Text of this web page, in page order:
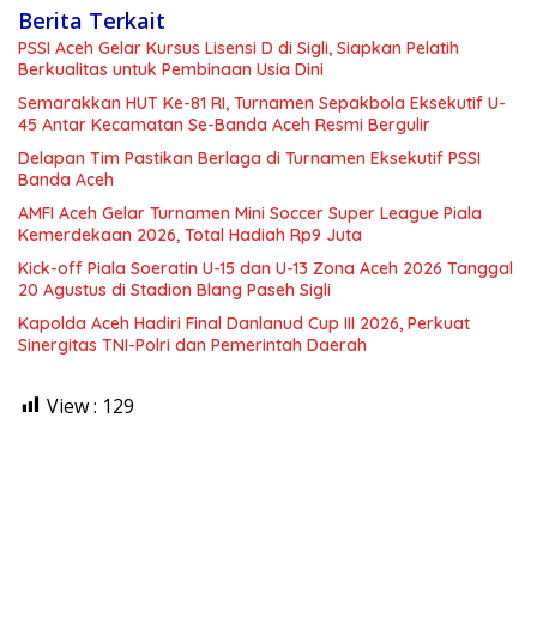
Berita Terkait
PSSI Aceh Gelar Kursus Lisensi D di Sigli, Siapkan Pelatih
Berkualitas untuk Pembinaan Usia Dini
Semarakkan HUT Ke-81 RI, Turnamen Sepakbola Eksekutif U-
45 Antar Kecamatan Se-Banda Aceh Resmi Bergulir
Delapan Tim Pastikan Berlaga di Turnamen Eksekutif PSSI
Banda Aceh
AMFI Aceh Gelar Turnamen Mini Soccer Super League Piala
Kemerdekaan 2026, Total Hadiah Rp9 Juta
Kick-off Piala Soeratin U-15 dan U-13 Zona Aceh 2026 Tanggal
20 Agustus di Stadion Blang Paseh Sigli
Kapolda Aceh Hadiri Final Danlanud Cup III 2026, Perkuat
Sinergitas TNI-Polri dan Pemerintah Daerah
View : 129